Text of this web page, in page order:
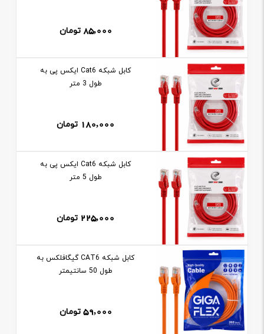
85,000 تومان
کابل شبکه Cat6 ايکس پی به
طول 3 متر
180,000 تومان
کابل شبکه Cat6 ايکس پی به
طول 5 متر
225,000 تومان
کابل شبکه CAT6 گيگافلکس به
طول 50 سانتيمتر
59,000 تومان